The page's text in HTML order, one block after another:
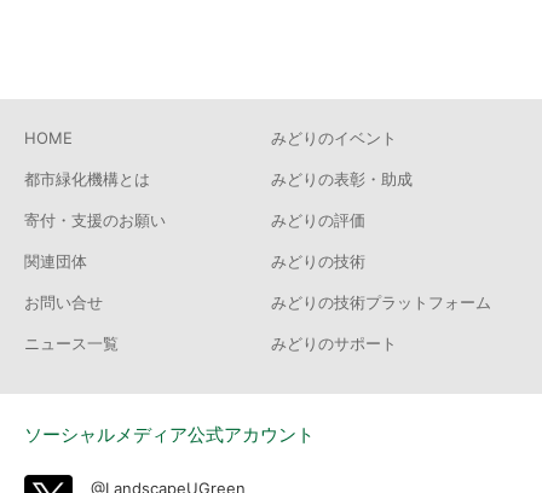
HOME
都市緑化機構とは
寄付・支援のお願い
関連団体
お問い合せ
ニュース一覧
みどりのイベント
みどりの表彰・助成
みどりの評価
みどりの技術
みどりの技術プラットフォーム
みどりのサポート
ソーシャルメディア公式アカウント
@LandscapeUGreen